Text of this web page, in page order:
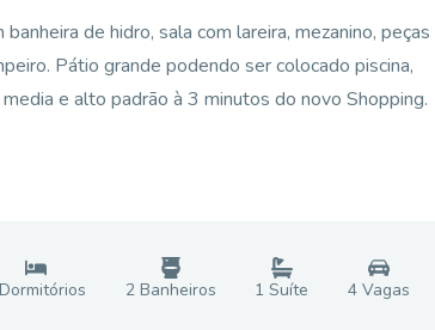
de hidro, sala com lareira, mezanino, peças
Pátio grande podendo ser colocado piscina,
e alto padrão à 3 minutos do novo Shopping.
Dormitórios 2Banheiros 1 Suíte 4Vagas